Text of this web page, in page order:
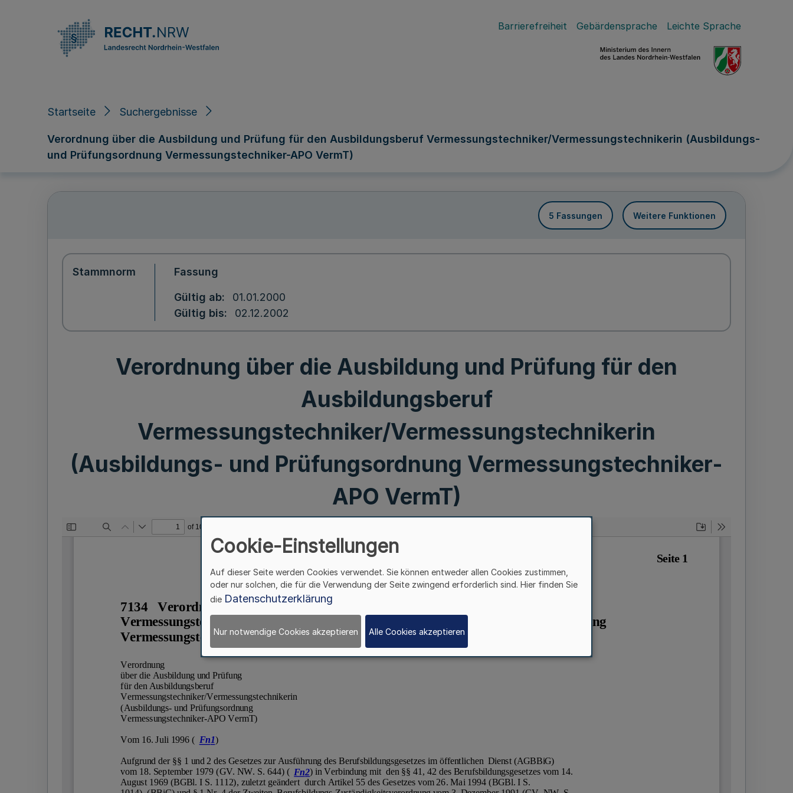
Barrierefreiheit Gebärdensprache Leichte Sprache
Startseite Suchergebnisse
Verordnung über die Ausbildung und Prüfung für den Ausbildungsberuf Vermessungstechniker/Vermessungstechnikerin (Ausbildungs-
und Prüfungsordnung Vermessungstechniker-APO VermT)
5 Fassungen Weitere Funktionen
Stammnorm Fassung
Gültig ab
01.01.2000
Gültig bis
02.12.2002
Verordnung über die Ausbildung und Prüfung für den
Ausbildungsberuf
Vermessungstechniker/Vermessungstechnikerin
(Ausbildungs- und Prüfungsordnung Vermessungstechniker-
APO VermT)
Cookie-Einstellungen
Auf dieser Seite werden Cookies verwendet. Sie können entweder allen Cookies zustimmen,
oder nur solchen, die für die Verwendung der Seite zwingend erforderlich sind. Hier finden Sie
die Datenschutzerklärung
Nur notwendige Cookies akzeptieren Alle Cookies akzeptieren